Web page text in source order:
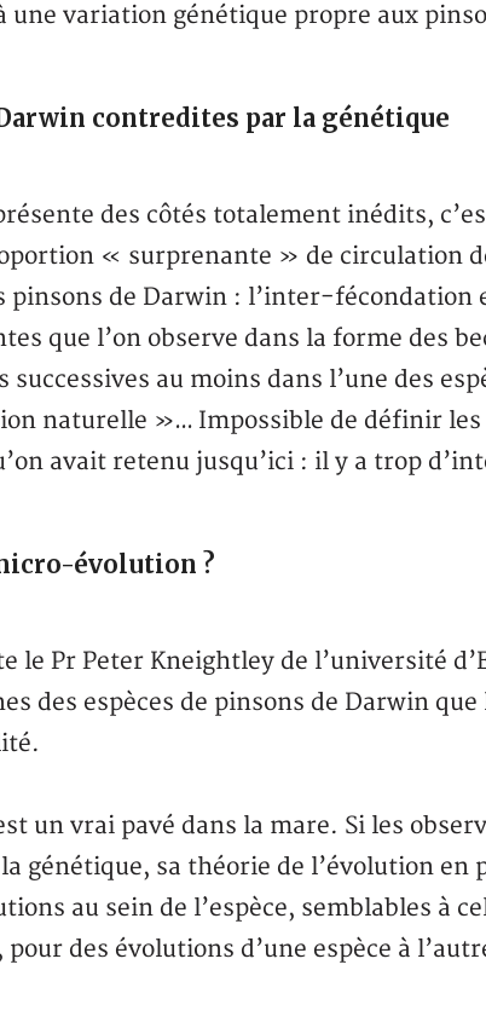
une variation génétique propre aux
contredites par la génétique
des côtés totalement inédits,
« surprenante » de circulation
pinsons de Darwin : l’inter-fécondation
que l’on observe dans la forme des
au moins dans l’une des
naturelle »… Impossible de définir les
avait retenu jusqu’ici : il y a trop
évolution ?
le Pr Peter Kneightley de l’université
des espèces de pinsons de Darwin
un vrai pavé dans la mare. Si les
génétique, sa théorie de l’évolution en
au sein de l’espèce, semblables à
des évolutions d’une espèce à